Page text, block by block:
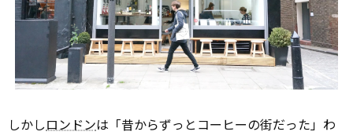
しかしロンドンは「昔からずっとコーヒーの街だった」わ